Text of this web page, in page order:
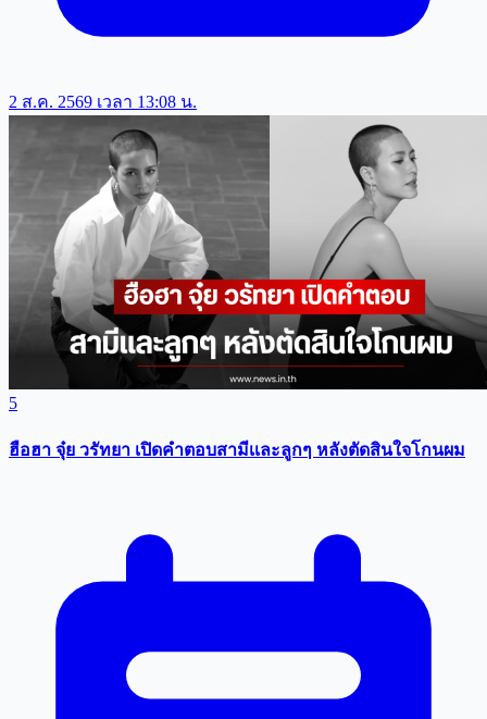
2 ส.ค. 2569 เวลา 13:08 น.
5
ฮือฮา จุ๋ย วรัทยา เปิดคำตอบสามีเเละลูกๆ หลังตัดสินใจโกนผม